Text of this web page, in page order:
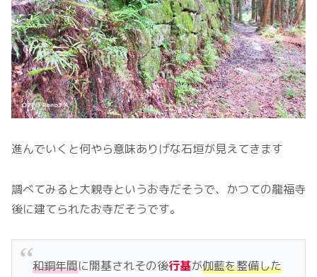
進んでいくと何やら意味ありげな石垣が見えてきます
調べてみると大親寺というお寺だそうで、かつての龍福寺
後に建てられたお寺だそうです。
和銅年間に開基されその後行基が伽藍を整備した